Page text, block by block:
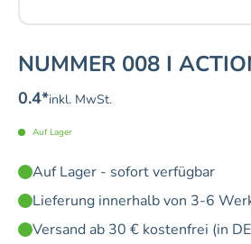
NUMMER 008 I
0.4*inkl. MwSt.
Auf Lager
Auf Lager - sofort verfügbar
Lieferung innerhalb von 3-6
Versand ab 30 € kostenfrei (in